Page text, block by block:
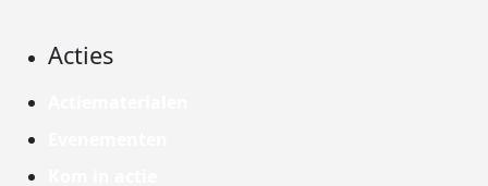
Acties